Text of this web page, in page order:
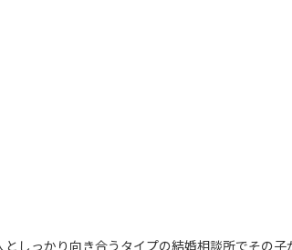
しっかり向き合うタイプの結婚相談所でその子